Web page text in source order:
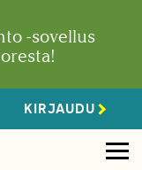
-sovellus
KIRJAUDU